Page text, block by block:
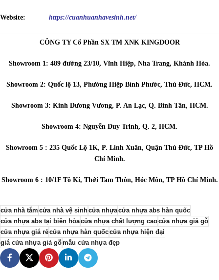
Website: https://cuanhuanhavesinh.net/
CÔNG TY Cổ Phần SX TM XNK KINGDOOR
Showroom 1: 489 đường 23/10, Vĩnh Hiệp, Nha Trang, Khánh Hòa.
Showroom 2: Quốc lộ 13, Phường Hiệp Bình Phước, Thủ Đức, HCM.
Showroom 3: Kinh Dương Vương, P. An Lạc, Q. Bình Tân, HCM.
Showroom 4: Nguyễn Duy Trinh, Q. 2, HCM.
Showroom 5 : 235 Quốc Lộ 1K, P. Linh Xuân, Quận Thủ Đức, TP Hồ
Chí Minh.
Showroom 6 : 10/1F Tô Kí, Thới Tam Thôn, Hóc Môn, TP Hồ Chí Minh.
cửa nhà tắm cửa nhà vệ sinhcửa nhựacửa nhựa abs hàn quốc
cửa nhựa abs tại biên hòacửa nhựa chất lượng caocửa nhựa giả gỗ
cửa nhựa giá rẻcửa nhựa hàn quốccửa nhựa hiện đại
giá cửa nhựa giả gỗmẫu cửa nhựa đẹp